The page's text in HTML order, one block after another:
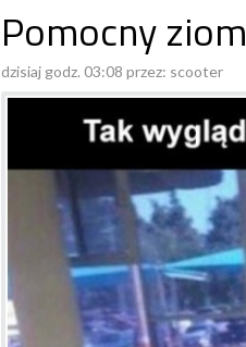
Pomocny
dzisiaj godz. 03:08 przez: scooter